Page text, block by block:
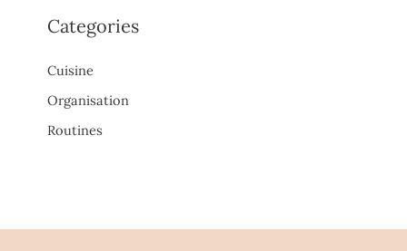
Categories
Cuisine
Organisation
Routines